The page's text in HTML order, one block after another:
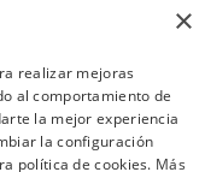
298 1300
×
realizar mejoras
al comportamiento de
la mejor experiencia
la configuración
política de cookies. Más